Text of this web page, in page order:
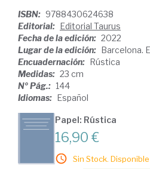
ISBN: 9788430624638
Editorial: Editorial Taurus
Fecha de la edición: 2022
Lugar de la edición: Barcelona.
Encuadernación: Rústica
Medidas: 23 cm
Nº Pág.: 144
Idiomas: Español
Papel: Rústica
16,90 €
Sin Stock.